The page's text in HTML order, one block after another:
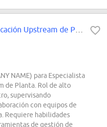
NAME) para Especialista
de Planta. Rol de alto
supervisando
con equipos de
Requiere habilidades
de gestión de